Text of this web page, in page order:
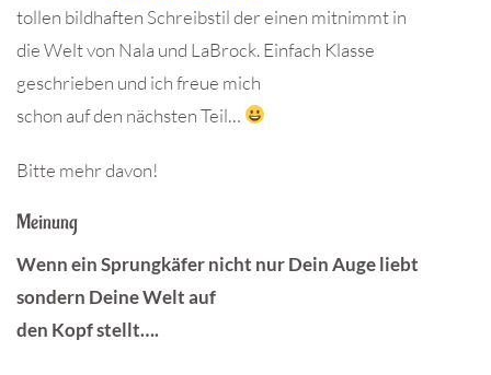
tollen bildhaften Schreibstil der einen mitnimmt in
die Welt von Nala und LaBrock. Einfach Klasse
geschrieben und ich freue mich
schon auf den nächsten Teil…
Bitte mehr davon!
Meinung
Wenn ein Sprungkäfer nicht nur Dein Auge liebt
sondern Deine Welt auf
den Kopf stellt….